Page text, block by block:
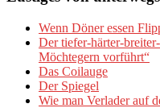
Wenn Döner essen
Der tiefer-härter-
Möchtegern vorführt“
Das Coilauge
Der Spiegel
Wie man Verlader auf